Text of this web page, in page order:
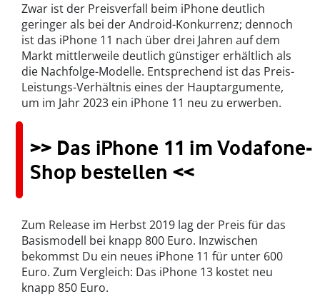
Zwar ist der Preisverfall beim iPhone deutlich
geringer als bei der Android-Konkurrenz; dennoch
ist das iPhone 11 nach über drei Jahren auf dem
Markt mittlerweile deutlich günstiger erhältlich als
die Nachfolge-Modelle. Entsprechend ist das Preis-
Leistungs-Verhältnis eines der Hauptargumente,
um im Jahr 2023 ein iPhone 11 neu zu erwerben.
>> Das iPhone 11 im Vodafone-
Shop bestellen <<
Zum Release im Herbst 2019 lag der Preis für das
Basismodell bei knapp 800 Euro. Inzwischen
bekommst Du ein neues iPhone 11 für unter 600
Euro. Zum Vergleich: Das iPhone 13 kostet neu
knapp 850 Euro.